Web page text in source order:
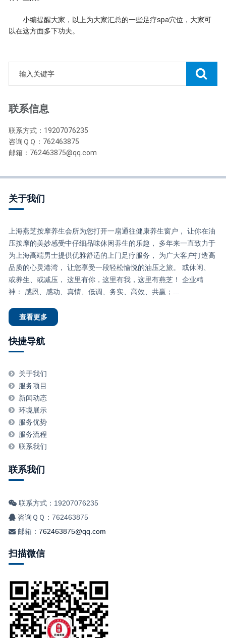
小编提醒大家，以上为大家汇总的一些足疗spa穴位，大家可
以在这方面多下功夫。
联系信息
联系方式：19207076235
咨询ＱＱ：762463875
邮箱：762463875@qq.com
关于我们
上海燕芝按摩养生会所为您打开一扇通往健康养生窗户， 让你在油
压按摩的美妙感受中仔细品味休闲养生的乐趣， 多年来一直致力于
为上海高端男士提供优雅舒适的上门足疗服务， 为广大客户打造高
品质的心灵港湾， 让您享受一段轻松愉悦的油压之旅。 或休闲、
或养生、或减压， 这里有你，这里有我，这里有燕芝！ 企业精
神： 感恩、感动、真情、低调、务实、高效、共赢；...
查看更多
快捷导航
关于我们
服务项目
新闻动态
环境展示
服务优势
服务流程
联系我们
联系我们
联系方式：19207076235
咨询ＱＱ：762463875
邮箱：762463875@qq.com
扫描微信